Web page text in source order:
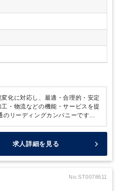
化に対応し、最適・合理的・安定
・物流などの機能・サービスを提
リーディングカンパニーです。
強みです。・国際的ネットワー
でなく両親会社とも情報共有し、
中心に多様な社員が在籍してい
いるため、中途の方も安心して働
求人詳細を見る
No.ST0078611